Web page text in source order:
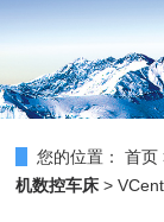
您的位置： 首页
机数控车床 >